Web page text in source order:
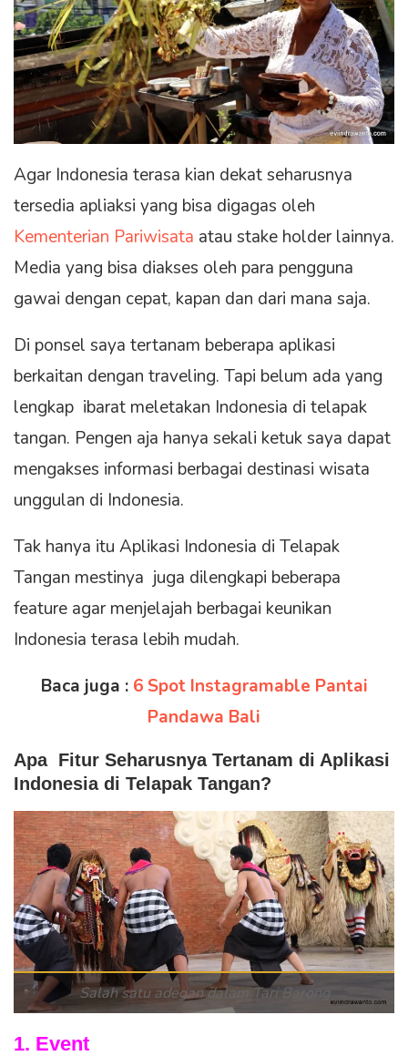
Agar Indonesia terasa kian dekat seharusnya
tersedia apliaksi yang bisa digagas oleh
Kementerian Pariwisata atau stake holder lainnya.
Media yang bisa diakses oleh para pengguna
gawai dengan cepat, kapan dan dari mana saja.
Di ponsel saya tertanam beberapa aplikasi
berkaitan dengan traveling. Tapi belum ada yang
lengkap ibarat meletakan Indonesia di telapak
tangan. Pengen aja hanya sekali ketuk saya dapat
mengakses informasi berbagai destinasi wisata
unggulan di Indonesia.
Tak hanya itu Aplikasi Indonesia di Telapak
Tangan mestinya juga dilengkapi beberapa
feature agar menjelajah berbagai keunikan
Indonesia terasa lebih mudah.
Baca juga : 6 Spot Instagramable Pantai
Pandawa Bali
Apa Fitur Seharusnya Tertanam di Aplikasi
Indonesia di Telapak Tangan?
Salah satu adegan dalam Tari Barong
1. Event